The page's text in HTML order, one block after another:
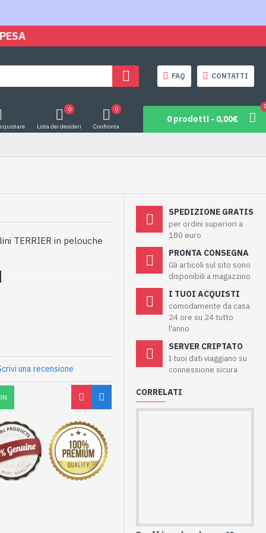
FAQ CONTATTI
Lista dei desideri
0
Confronta
0
0 prodotti - 0,00€
TERRIER in pelouche
una recensione
SPEDIZIONE GRATIS
per ordini superiori a
180 euro
PRONTA CONSEGNA
Gli articoli sul sito sono
disponibili a magazzino
I TUOI ACQUISTI
comodamente da casa
24 ore su 24 tutto
l'anno
SERVER CRIPTATO
I tuoi dati viaggiano su
connessione sicura
CORRELATI